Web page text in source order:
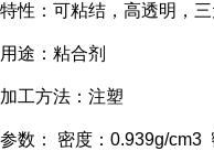
特性：可粘结，高透明，
用途：粘合剂
加工方法：注塑
参数： 密度：0.939g/cm3